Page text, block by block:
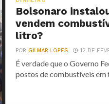
Bolsonaro
vendem
litro?
PORGILMAR LOPES 12 DE
É verdade que o Governo
postos de combustíveis em